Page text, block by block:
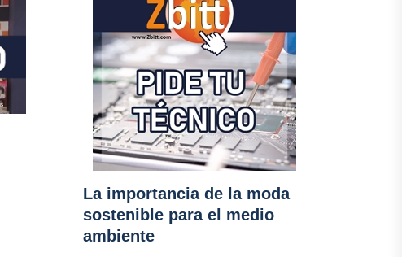
La importancia de la moda
sostenible para el medio
ambiente